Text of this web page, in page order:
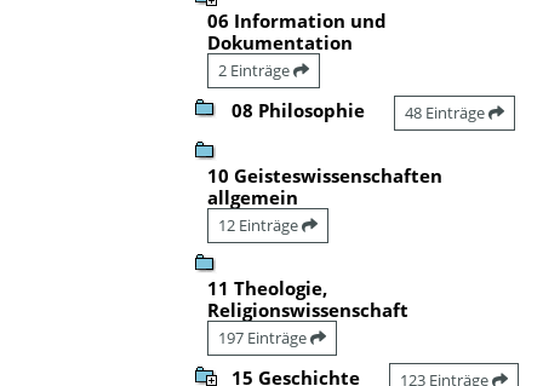
06 Information und
Dokumentation
2 Einträge
08 Philosophie 48 Einträge
10 Geisteswissenschaften
allgemein
12 Einträge
11 Theologie,
Religionswissenschaft
197 Einträge
15 Geschichte 123 Einträge